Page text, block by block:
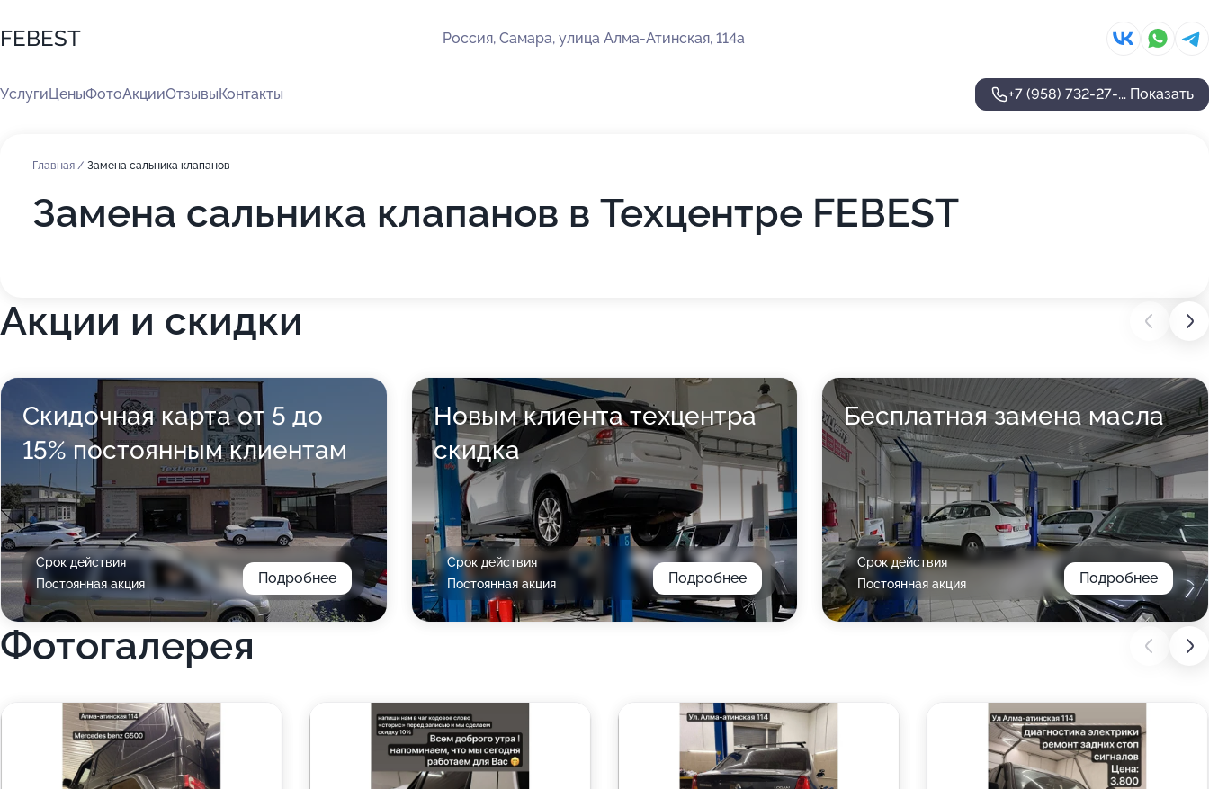
FEBEST Россия, Самара, улица Алма-Атинская, 114а
УслугиЦеныФотоАкцииОтзывыКонтакты +7 (958) 732-27-... Показать
Главная / Замена сальника клапанов
Замена сальника клапанов в Техцентре FEBEST
Акции и скидки
Скидочная карта от 5 до
15% постоянным клиентам
Срок действия
Постоянная акция
Подробнее
Новым клиента техцентра
скидка
Срок действия
Постоянная акция
Подробнее
Бесплатная замена масла
Срок действия
Постоянная акция
Подробнее
Фотогалерея